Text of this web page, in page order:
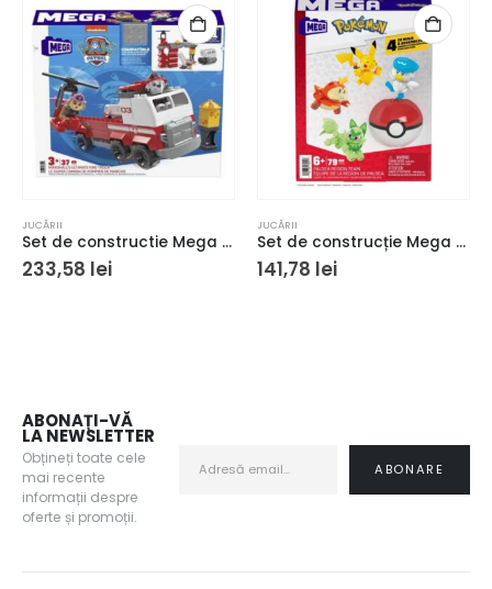
JUCĂRII
Set de constructie Mega Paw Patrol Marshall Super Camion de Pompieri 33 piese si 2 figurine 3+ ani
233,58 lei
JUCĂRII
Set de construcție Mega Pokémon
141,78 lei
ABONAȚI-VĂ
LA NEWSLETTER
Obțineți toate cele
mai recente
informații despre
oferte și promoții.